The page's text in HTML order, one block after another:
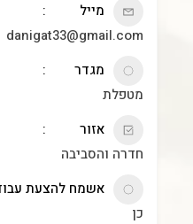
מייל
danigat33@gmail.com
מגדר
מטפלת
אזור
חדרה והסביבה
אשמח להצעת
כן